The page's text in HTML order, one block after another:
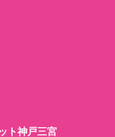
ト神戸三宮